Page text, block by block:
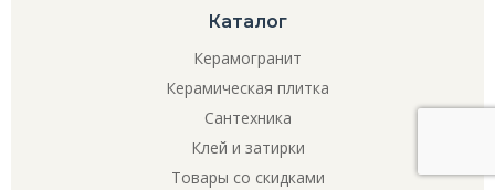
Каталог
Керамогранит
Керамическая плитка
Сантехника
Клей и затирки
Товары со скидками